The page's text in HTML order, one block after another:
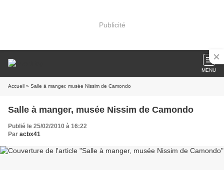
Publicité
MENU
Accueil » Salle à manger, musée Nissim de Camondo
Salle à manger, musée Nissim de Camondo
Publié le 25/02/2010 à 16:22
Par acbx41